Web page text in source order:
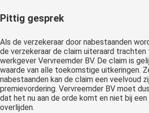
Pittig gesprek
Als de verzekeraar door nabestaanden
de verzekeraar de claim uiteraard trachten
werkgever Vervreemder BV. De claim is
waarde van alle toekomstige uitkeringen.
nabestaanden kan de claim een veelvoud
premievordering. Vervreemder BV moet
dat het nu aan de orde komt en niet bij
overlijden.